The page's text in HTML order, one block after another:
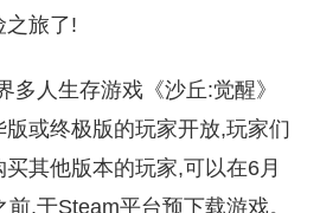
之旅了!
多人生存游戏《沙丘:觉醒》
或终极版的玩家开放,玩家们
其他版本的玩家,可以在6月
,于Steam平台预下载游戏。